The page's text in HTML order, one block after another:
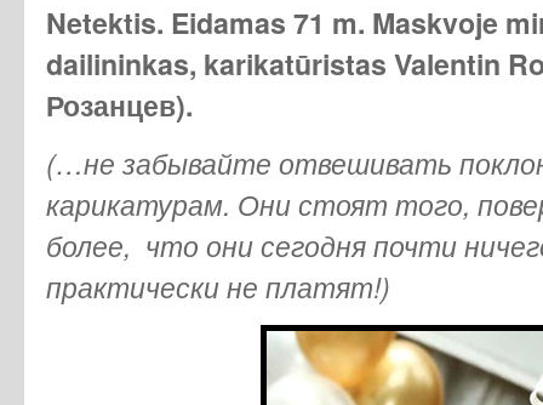
Netektis. Eidamas 71 m. Maskvoje
dailininkas, karikatūristas Valentin
Розанцев).
(…не забывайте отвешивать
карикатурам. Они стоят того,
более, что они сегодня почти
практически не платят!)